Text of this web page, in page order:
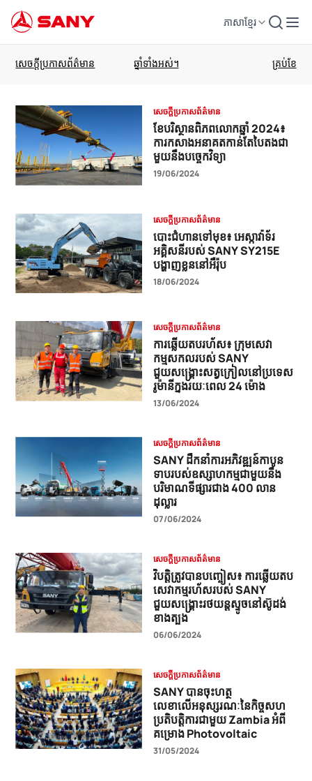
ភាសាខ្មែរ
សារព័ត៌មាន SANY-kh-3_0_0
សេចក្តីប្រកាសព័ត៌មាន
ខែបរិស្ថានពិភពលោកឆ្នាំ 2024៖
ការកសាងអនាគតកាន់តែបៃតងជា
មួយនឹងបច្ចេកវិទ្យា
19/06/2024
សេចក្តីប្រកាសព័ត៌មាន
បោះជំហានទៅមុខ៖ អេស្កាវ៉ាទ័រ
អគ្គិសនីរបស់ SANY SY215E
បង្ហាញខ្លួននៅអឺរ៉ុប
18/06/2024
សេចក្តីប្រកាសព័ត៌មាន
ការឆ្លើយតបរហ័ស៖ ក្រុមសេវា
កម្មសកលរបស់ SANY
ជួយសង្គ្រោះសត្វក្រៀលនៅប្រទេស
រូម៉ានីក្នុងរយៈពេល 24 ម៉ោង
13/06/2024
សេចក្តីប្រកាសព័ត៌មាន
SANY ដឹកនាំការអភិវឌ្ឍន៍កាបូន
ទាបរបស់ឧស្សាហកម្មជាមួយនឹង
បរិមាណទីផ្សារជាង 400 លាន
ដុល្លារ
07/06/2024
សេចក្តីប្រកាសព័ត៌មាន
វិបត្តិត្រូវបានបញ្ចៀស៖ ការឆ្លើយតប
សេវាកម្មរហ័សរបស់ SANY
ជួយសង្គ្រោះរថយន្តស្ទូចនៅស៊ូដង់
ខាងត្បូង
06/06/2024
សេចក្តីប្រកាសព័ត៌មាន
SANY បានចុះហត្ថ
លេខាលើអនុស្សរណៈនៃកិច្ចសហ
ប្រតិបត្តិការជាមួយ Zambia អំពី
គម្រោង Photovoltaic
31/05/2024